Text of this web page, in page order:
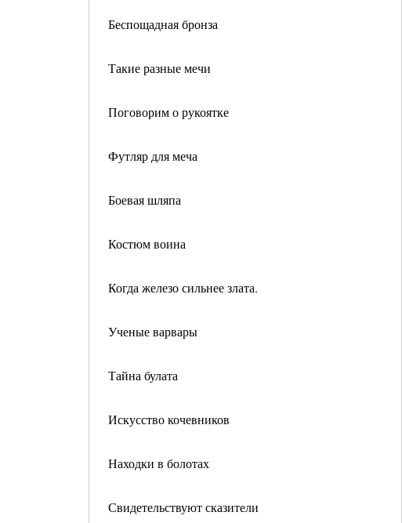
Беспощадная бронза
Такие разные мечи
Поговорим о рукоятке
Футляр для меча
Боевая шляпа
Костюм воина
Когда железо сильнее злата.
Ученые варвары
Тайна булата
Искусство кочевников
Находки в болотах
Свидетельствуют сказители